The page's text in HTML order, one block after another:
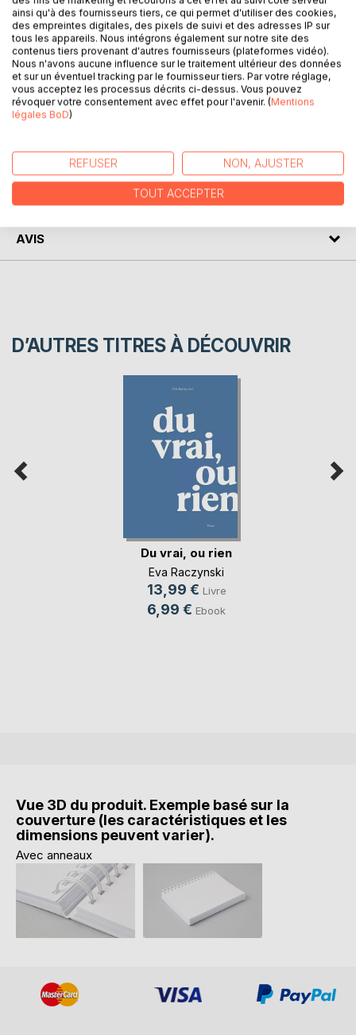
Des parodies de chansons, des slams rieurs qui vont vers
le sketch parfois, d'autres plus furieux, cette immersion
slamée ne manque pas de piment.
Dans une intégrale sans censure, découvrez la trame du fil
des jours sur laquelle les mots s'inscrivent et traduisent les
soubresauts du temps, de l'actu et d'une inspiration sans
bornes.
AUTEUR(S)
AVIS
D’AUTRES TITRES À DÉCOUVRIR
Du vrai, ou rien
Eva Raczynski
13,99 € Livre
6,99 € Ebook
Vue 3D du produit. Exemple basé sur la
couverture (les caractéristiques et les
dimensions peuvent varier).
Avec anneaux
ainsi qu'à des fournisseurs tiers, ce qui permet d'utiliser des cookies,
des empreintes digitales, des pixels de suivi et des adresses IP sur
tous les appareils. Nous intégrons également sur notre site des
contenus tiers provenant d'autres fournisseurs (plateformes vidéo).
Nous n'avons aucune influence sur le traitement ultérieur des données
et sur un éventuel tracking par le fournisseur tiers. Par votre réglage,
vous acceptez les processus décrits ci-dessus. Vous pouvez
révoquer votre consentement avec effet pour l'avenir. (Mentions
légales BoD)
REFUSER NON, AJUSTER
TOUT ACCEPTER